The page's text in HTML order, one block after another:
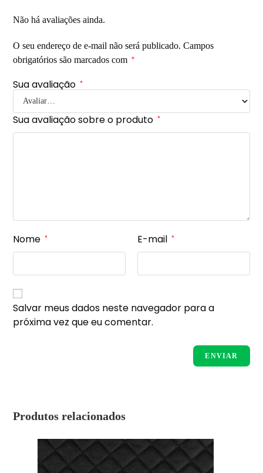
Não há avaliações ainda.
O seu endereço de e-mail não será publicado. Campos
obrigatórios são marcados com
*
Sua avaliação *
Sua avaliação sobre o produto *
Nome * E-mail *
Salvar meus dados neste navegador para a
próxima vez que eu comentar.
Produtos relacionados